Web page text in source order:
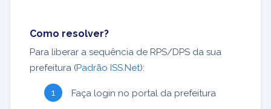
Como resolver?
Para liberar a sequência de RPS/DPS da sua
prefeitura (Padrão ISS.Net):
Faça login no portal da prefeitura